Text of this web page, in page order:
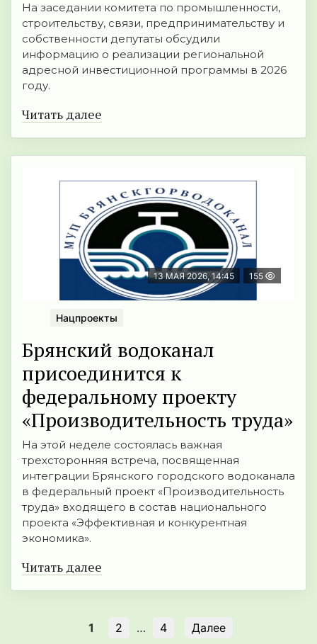
На заседании комитета по промышленности,
строительству, связи, предпринимательству и
собственности депутаты обсудили
информацию о реализации региональной
адресной инвестиционной программы в 2026
году.
Читать далее
13 МАЯ 2026, 14:45 155
Нацпроекты
Брянский водоканал
присоединится к
федеральному проекту
«Производительность труда»
На этой неделе состоялась важная
трехсторонняя встреча, посвященная
интеграции Брянского городского водоканала
в федеральный проект «Производительность
труда» входящего в состав национального
проекта «Эффективная и конкурентная
экономика».
Читать далее
1 2 … 4 Далее